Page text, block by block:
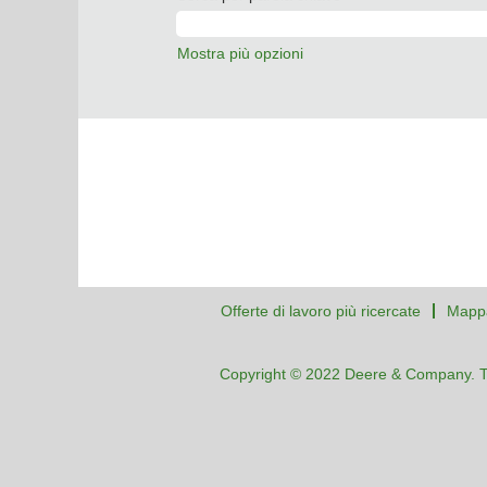
Mostra più opzioni
Offerte di lavoro più ricercate
Copyright © 2022 Deere & Company.